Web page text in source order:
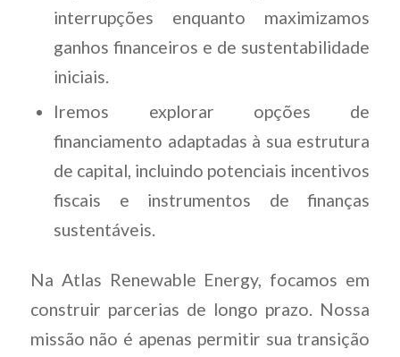
interrupções enquanto maximizamos
ganhos financeiros e de sustentabilidade
iniciais.
Iremos explorar opções de
financiamento adaptadas à sua estrutura
de capital, incluindo potenciais incentivos
fiscais e instrumentos de finanças
sustentáveis.
Na Atlas Renewable Energy, focamos em
construir parcerias de longo prazo. Nossa
missão não é apenas permitir sua transição